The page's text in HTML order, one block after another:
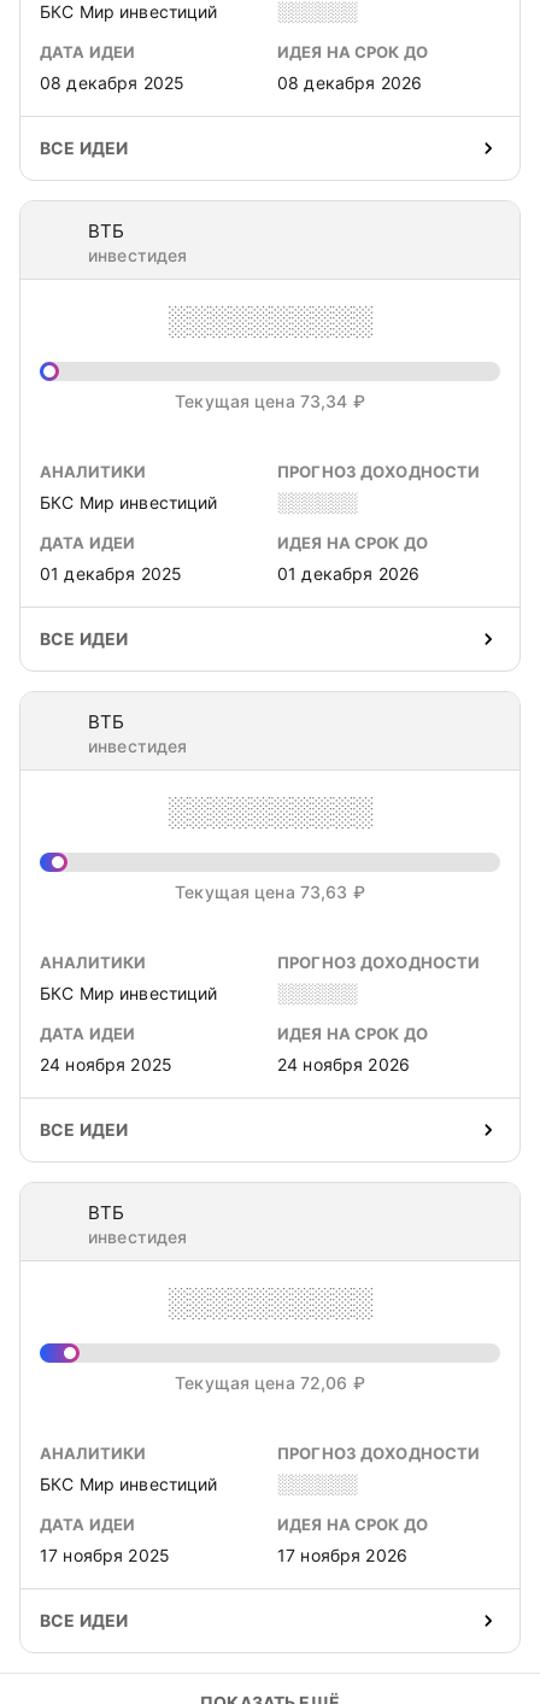
БКС Мир инвестиций ░░░░░░
ДАТА ИДЕИ
08 декабря 2025
ИДЕЯ НА СРОК ДО
08 декабря 2026
ВСЕ ИДЕИ
ВТБ
инвестидея
░░░░░░░░░░
Текущая цена 73,34 ₽
АНАЛИТИКИ
БКС Мир инвестиций
ПРОГНОЗ ДОХОДНОСТИ
░░░░░░
ДАТА ИДЕИ
01 декабря 2025
ИДЕЯ НА СРОК ДО
01 декабря 2026
ВСЕ ИДЕИ
ВТБ
инвестидея
░░░░░░░░░░
Текущая цена 73,63 ₽
АНАЛИТИКИ
БКС Мир инвестиций
ПРОГНОЗ ДОХОДНОСТИ
░░░░░░
ДАТА ИДЕИ
24 ноября 2025
ИДЕЯ НА СРОК ДО
24 ноября 2026
ВСЕ ИДЕИ
ВТБ
инвестидея
░░░░░░░░░░
Текущая цена 72,06 ₽
АНАЛИТИКИ
БКС Мир инвестиций
ПРОГНОЗ ДОХОДНОСТИ
░░░░░░
ДАТА ИДЕИ
17 ноября 2025
ИДЕЯ НА СРОК ДО
17 ноября 2026
ВСЕ ИДЕИ